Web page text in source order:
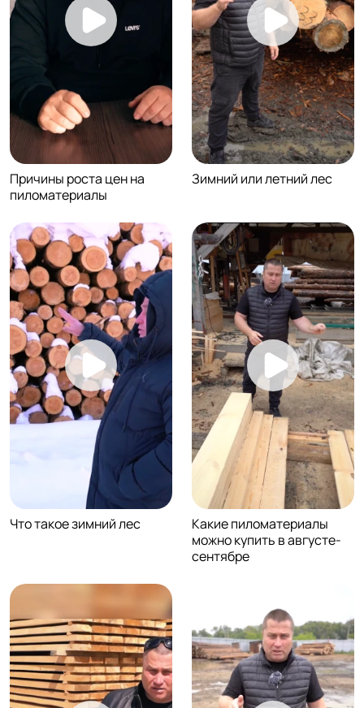
Причины роста цен на
пиломатериалы
Зимний или летний лес
Что такое зимний лес
Какие пиломатериалы
можно купить в августе-
сентябре